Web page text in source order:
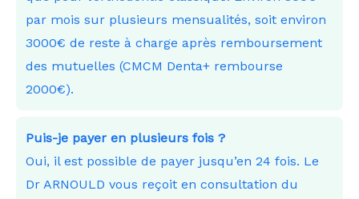
par mois sur plusieurs mensualités, soit environ
3000€ de reste à charge après remboursement
des mutuelles (CMCM Denta+ rembourse
2000€).
Puis-je payer en plusieurs fois ?
Oui, il est possible de payer jusqu’en 24 fois. Le
Dr ARNOULD vous reçoit en consultation du